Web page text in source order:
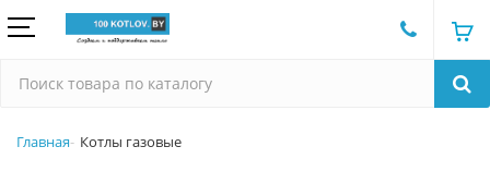
Главная Котлы газовые